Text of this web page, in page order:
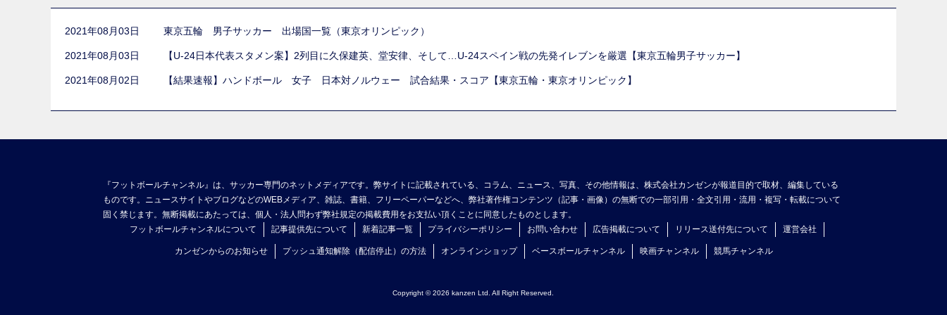
2021年08月03日 東京五輪 男子サッカー 出場国一覧（東京オリンピック）
2021年08月03日 【U-24日本代表スタメン案】2列目に久保建英、堂安律、そして…U-24スペイン戦の先発イレブンを厳選【東京五輪男子サッカー】
2021年08月02日 【結果速報】ハンドボール 女子 日本対ノルウェー 試合結果・スコア【東京五輪・東京オリンピック】
『フットボールチャンネル』は、サッカー専門のネットメディアです。弊サイトに記載されている、コラム、ニュース、写真、その他情報は、株式会社カンゼンが報道目的で取材、編集している
ものです。ニュースサイトやブログなどのWEBメディア、雑誌、書籍、フリーペーパーなどへ、弊社著作権コンテンツ（記事・画像）の無断での一部引用・全文引用・流用・複写・転載について
固く禁じます。無断掲載にあたっては、個人・法人問わず弊社規定の掲載費用をお支払い頂くことに同意したものとします。
フットボールチャンネルについて
記事提供先について 新着記事一覧 プライバシーポリシー お問い合わせ 広告掲載について リリース送付先について 運営会社
カンゼンからのお知らせ プッシュ通知解除（配信停止）の方法 オンラインショップ ベースボールチャンネル 映画チャンネル 競馬チャンネル
Copyright © 2026 kanzen Ltd. All Right Reserved.